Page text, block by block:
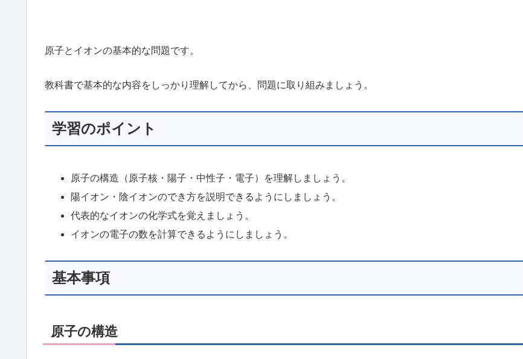
原子とイオンの基本的な問題です。
教科書で基本的な内容をしっかり理解してから、問題に取り組みましょう。
学習のポイント
原子の構造（原子核・陽子・中性子・電子）を理解しましょう。
陽イオン・陰イオンのでき方を説明できるようにしましょう。
代表的なイオンの化学式を覚えましょう。
イオンの電子の数を計算できるようにしましょう。
基本事項
原子の構造